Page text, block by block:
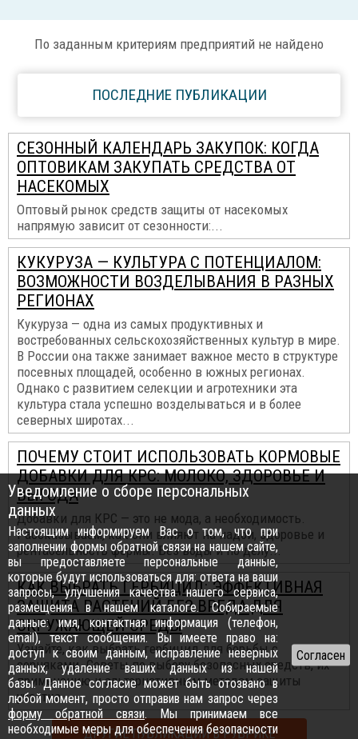
По заданным критериям предприятий не найдено
ПОСЛЕДНИЕ ПУБЛИКАЦИИ
СЕЗОННЫЙ КАЛЕНДАРЬ ЗАКУПОК: КОГДА
ОПТОВИКАМ ЗАКУПАТЬ СРЕДСТВА ОТ
НАСЕКОМЫХ
Оптовый рынок средств защиты от насекомых
напрямую зависит от сезонности:...
КУКУРУЗА — КУЛЬТУРА С ПОТЕНЦИАЛОМ:
ВОЗМОЖНОСТИ ВОЗДЕЛЫВАНИЯ В РАЗНЫХ
РЕГИОНАХ
Кукуруза — одна из самых продуктивных и
востребованных сельскохозяйственных культур в мире.
В России она также занимает важное место в структуре
посевных площадей, особенно в южных регионах.
Однако с развитием селекции и агротехники эта
культура стала успешно возделываться и в более
северных широтах...
ПОЧЕМУ СТОИТ ИСПОЛЬЗОВАТЬ КОРМОВЫЕ
ДОБАВКИ ДЛЯ КРС: МОЛОКО, ЗДОРОВЬЕ И
ВЫГОДА
Добавки для КРС — это не мода, а необходимость.
Рассказываем, как они влияют на надои, здоровье и
рентабельность фермы. Без воды и по делу...
КАК ВЫБРАТЬ ГЕРБИЦИД: ЭФФЕКТИВНАЯ
ЗАЩИТА РАСТЕНИЙ БЕЗ ВРЕДА ДЛЯ
ОКРУЖАЮЩЕЙ СРЕДЫ
Узнайте, как выбрать гербицид для борьбы с
сорняками. Советы по выбору безопасных средств, их
применению и альтернативным методам защиты
участка...
ДРУГИЕ ПУБЛИКАЦИИ В РУБРИКЕ
Уведомление о сборе персональных
данных
Настоящим информируем Вас о том, что при
заполнении формы обратной связи на нашем сайте,
вы предоставляете персональные данные,
которые будут использоваться для: ответа на ваши
запросы, улучшения качества нашего сервиса,
размещения в нашем каталоге. Собираемые
данные: имя, контактная информация (телефон,
email), текст сообщения. Вы имеете право на:
доступ к своим данным, исправление неверных
данных, удаление ваших данных из нашей
базы. Данное согласие может быть отозвано в
любой момент, просто отправив нам запрос через
форму обратной связи. Мы принимаем все
необходимые меры для обеспечения безопасности